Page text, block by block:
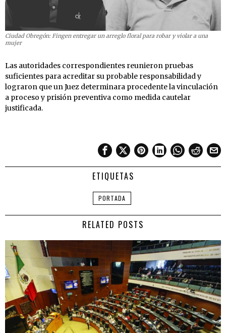
Ciudad Obregón: Fingen entregar un arreglo floral para robar y violar a una
mujer
Las autoridades correspondientes reunieron pruebas
suficientes para acreditar su probable responsabilidad y
lograron que un Juez determinara procedente la vinculación
a proceso y prisión preventiva como medida cautelar
justificada.
ETIQUETAS
PORTADA
RELATED POSTS